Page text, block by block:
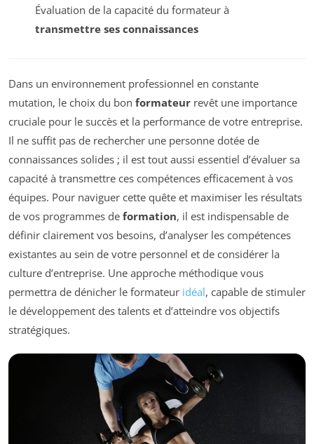
Évaluation de la capacité du formateur à
transmettre ses connaissances
Dans un environnement professionnel en constante
mutation, le choix du bon formateur revêt une importance
cruciale pour le succès et la performance de votre entreprise.
Il ne suffit pas de rechercher une personne dotée de
connaissances solides ; il est tout aussi essentiel d’évaluer sa
capacité à transmettre ces compétences efficacement à vos
équipes. Pour naviguer cette quête et maximiser les résultats
de vos programmes de formation, il est indispensable de
définir clairement vos besoins, d’analyser les compétences
existantes au sein de votre personnel et de considérer la
culture d’entreprise. Une approche méthodique vous
permettra de dénicher le formateur idéal, capable de stimuler
le développement des talents et d’atteindre vos objectifs
stratégiques.